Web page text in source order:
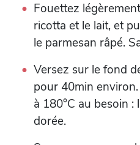
Fouettez
ricotta et le lait, et
le parmesan râpé.
Versez sur le fond
pour 40min
à 180°C au besoin
dorée.